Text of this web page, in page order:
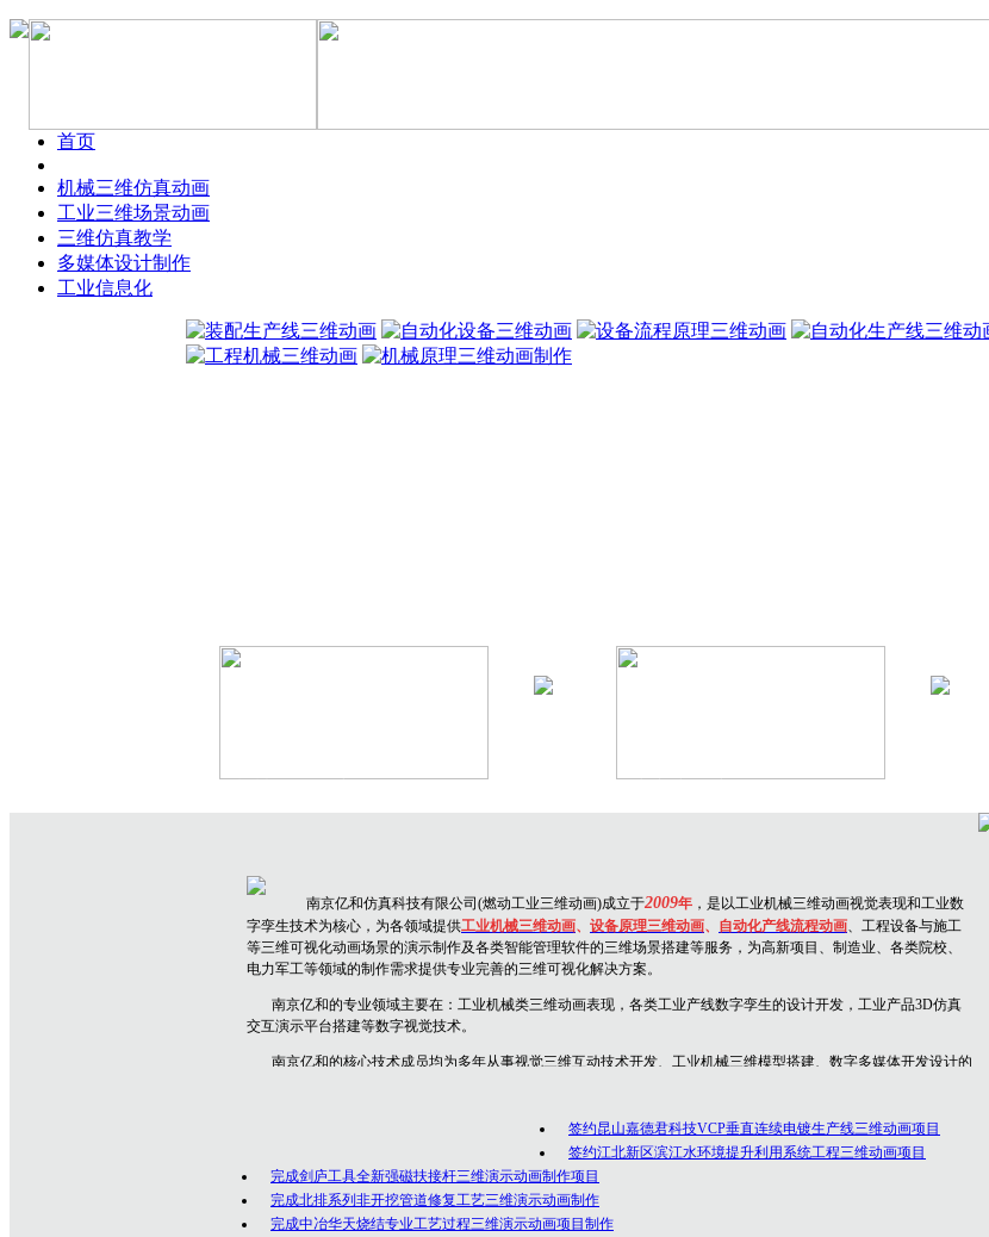
首页
机械三维仿真动画
工业三维场景动画
三维仿真教学
多媒体设计制作
工业信息化
南京亿和仿真科技有限公司(燃动工业三维动画)成立于2009年 ，是以工业机械三维动画视觉表现和工业数
字孪生技术为核心，为各领域提供工业机械三维动画、 设备原理三维动画、 自动化产线流程动画、工程设备与施工
等三维可视化动画场景的演示制作及各类智能管理软件的三维场景搭建等服务，为高新项目、制造业、各类院校、
电力军工等领域的制作需求提供专业完善的三维可视化解决方案。
南京亿和的专业领域主要在： 工业机械类三维动画表现，各类工业产线数字孪生的设计开发 ， 工业产品3D仿真
交互演示平台搭建等数字视觉技术。
南京亿和的核心技术成员均为多年从事视觉三维互动技术开发、工业机械三维模型搭建、数字多媒体开发设计的
公司坚持以创意为核心的客户服务价值，秉承以专业技术为先导，以诚信服务为己任的理念。
签约昆山嘉德君科技VCP垂直连续电镀生产线三维动画项目
签约江北新区滨江水环境提升利用系统工程三维动画项目
完成剑庐工具全新强磁扶接杆三维演示动画制作项目
完成北排系列非开挖管道修复工艺三维演示动画制作
完成中冶华天烧结专业工艺过程三维演示动画项目制作